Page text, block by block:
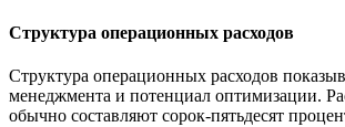
Структура операционных расходов
Структура операционных расходов
менеджмента и потенциал оптимизации.
обычно составляют сорок-пятьдесят